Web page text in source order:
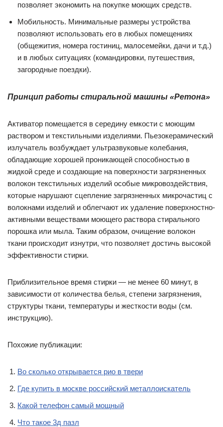
позволяет экономить на покупке моющих средств.
Мобильность. Минимальные размеры устройства
позволяют использовать его в любых помещениях
(общежития, номера гостиниц, малосемейки, дачи и т.д.)
и в любых ситуациях (командировки, путешествия,
загородные поездки).
Принцип работы стиральной машины «Ретона»
Активатор помещается в середину емкости с моющим
раствором и текстильными изделиями. Пьезокерамический
излучатель возбуждает ультразвуковые колебания,
обладающие хорошей проникающей способностью в
жидкой среде и создающие на поверхности загрязненных
волокон текстильных изделий особые микровоздействия,
которые нарушают сцепление загрязненных микрочастиц с
волокнами изделий и облегчают их удаление поверхностно-
активными веществами моющего раствора стирального
порошка или мыла. Таким образом, очищение волокон
ткани происходит изнутри, что позволяет достичь высокой
эффективности стирки.
Приблизительное время стирки — не менее 60 минут, в
зависимости от количества белья, степени загрязнения,
структуры ткани, температуры и жесткости воды (см.
инструкцию).
Похожие публикации:
Во сколько открывается рио в твери
Где купить в москве российский металлоискатель
Какой телефон самый мощный
Что такое 3д пазл